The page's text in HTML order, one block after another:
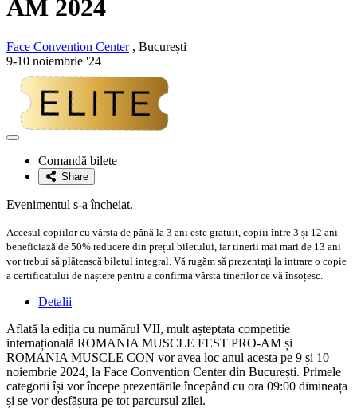
AM 2024
Face Convention Center, București
9-10 noiembrie '24
Adaugă
favoriteComandă bilete
Share
Evenimentul s-a încheiat.
Accesul copiilor cu vârsta de până la 3 ani este gratuit, copiii între 3 și 12 ani
beneficiază de 50% reducere din prețul biletului, iar tinerii mai mari de 13 ani
vor trebui să plătească biletul integral. Vă rugăm să prezentați la intrare o copie
a certificatului de naștere pentru a confirma vârsta tinerilor ce vă însoțesc.
Detalii
Aflată la ediția cu numărul VII, mult așteptata competiție
internațională ROMANIA MUSCLE FEST PRO-AM și
ROMANIA MUSCLE CON vor avea loc anul acesta pe 9 și 10
noiembrie 2024, la Face Convention Center din București. Primele
categorii își vor începe prezentările începând cu ora 09:00 dimineața
și se vor desfășura pe tot parcursul zilei.